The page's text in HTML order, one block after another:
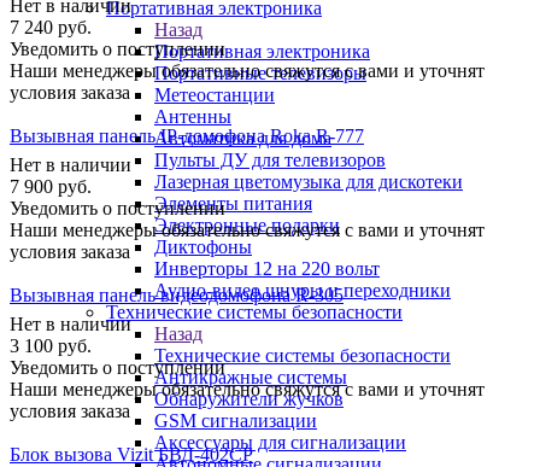
Портативная электроника
Назад
Портативная электроника
Портативные телевизоры
Метеостанции
Антенны
Автоматика для дома
Пульты ДУ для телевизоров
Лазерная цветомузыка для дискотеки
Элементы питания
Электронные подарки
Диктофоны
Инверторы 12 на 220 вольт
Аудио-видео шнуры и переходники
Технические системы безопасности
Назад
Технические системы безопасности
Антикражные системы
Обнаружители жучков
GSM сигнализации
Аксессуары для сигнализации
Нет в наличии
7 240 руб.
Уведомить о поступлении
Наши менеджеры обязательно свяжутся с вами и уточнят
условия заказа
Вызывная панель IP-домофона Roka R-777
Нет в наличии
7 900 руб.
Уведомить о поступлении
Наши менеджеры обязательно свяжутся с вами и уточнят
условия заказа
Вызывная панель видеодомофона R-305
Нет в наличии
3 100 руб.
Уведомить о поступлении
Наши менеджеры обязательно свяжутся с вами и уточнят
условия заказа
Блок вызова Vizit БВД-402CP